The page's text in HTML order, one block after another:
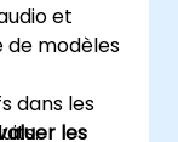
et
de modèles
dans les
les